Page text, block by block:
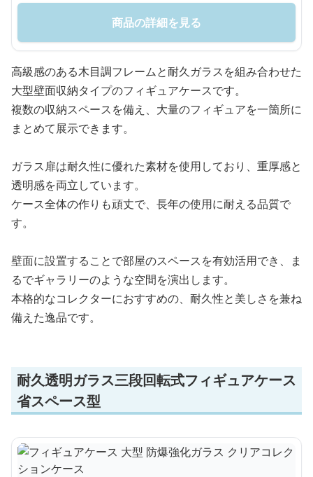
商品の詳細を見る
高級感のある木目調フレームと耐久ガラスを組み合わせた
大型壁面収納タイプのフィギュアケースです。
複数の収納スペースを備え、大量のフィギュアを一箇所に
まとめて展示できます。
ガラス扉は耐久性に優れた素材を使用しており、重厚感と
透明感を両立しています。
ケース全体の作りも頑丈で、長年の使用に耐える品質で
す。
壁面に設置することで部屋のスペースを有効活用でき、ま
るでギャラリーのような空間を演出します。
本格的なコレクターにおすすめの、耐久性と美しさを兼ね
備えた逸品です。
耐久透明ガラス三段回転式フィギュアケース
省スペース型